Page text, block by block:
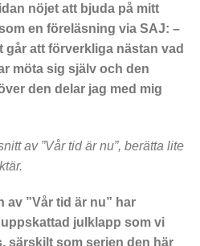
nöjet att bjuda på mitt
en föreläsning via SAJ: –
går att förverkliga nästan vad
möta sig själv och den
den delar jag med mig
av ”Vår tid är nu”, berätta lite
av ”Vår tid är nu” har
julklapp som vi
särskilt som serien den här